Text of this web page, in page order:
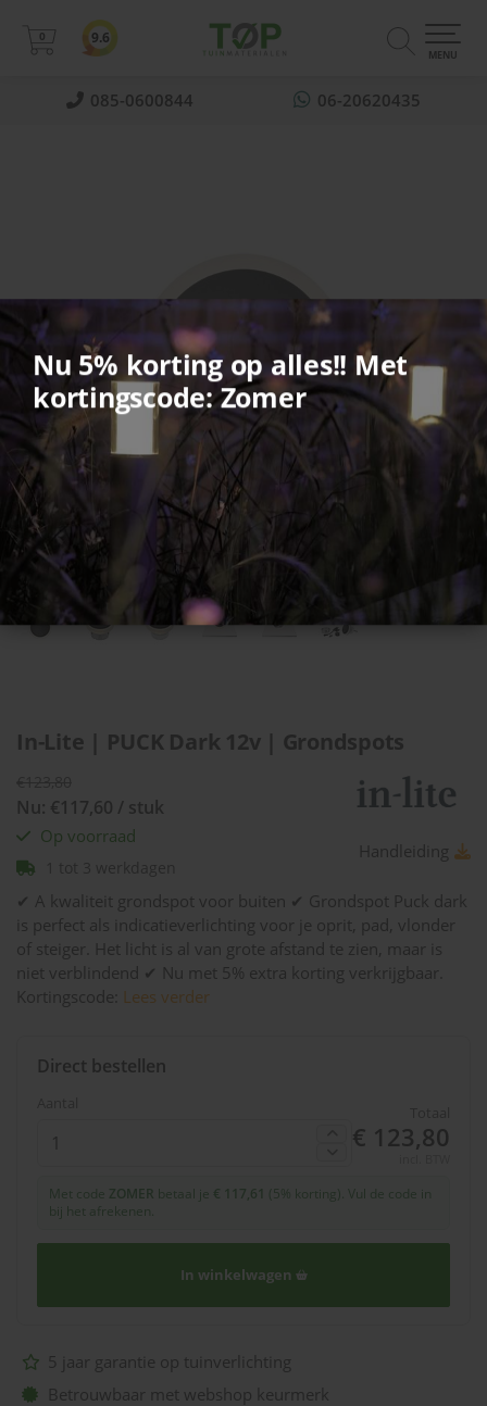
Nu 5% korting op alles!! Met
kortingscode: Zomer
06-20620435
085-0600844
0
0
MENU
9.6
In-Lite | PUCK Dark 12v | Grondspots
Nu: €117,60 / stuk
Op voorraad
Handleiding
✔ A kwaliteit grondspot voor buiten ✔ Grondspot Puck dark
is perfect als indicatieverlichting voor je oprit, pad, vlonder
of steiger. Het licht is al van grote afstand te zien, maar is
niet verblindend ✔ Nu met 5% extra korting verkrijgbaar.
Kortingscode: Lees verder
Direct bestellen
€ 123,80
Met code ZOMER betaal je € 117,61 (5% korting). Vul de code in
bij het afrekenen.
In winkelwagen
5 jaar garantie op tuinverlichting
Betrouwbaar met webshop keurmerk